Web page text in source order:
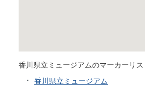
香川県立ミュージアムのマーカーリス
香川県立ミュージアム